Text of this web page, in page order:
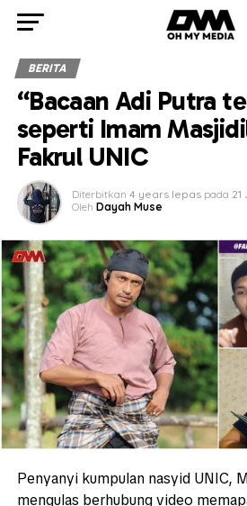
BERITA
“Bacaan Adi Putra
seperti Imam
Fakrul UNIC
Diterbitkan 4 years lepas pada 21
Oleh Dayah Muse
Penyanyi kumpulan nasyid UNIC,
mengulas berhubung video